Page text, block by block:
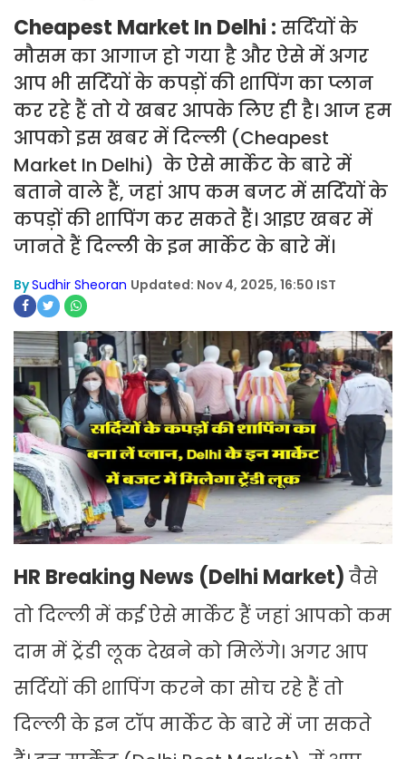
Cheapest Market In Delhi : सर्दियों के
मौसम का आगाज हो गया है और ऐसे में अगर
आप भी सर्दियों के कपड़ों की शापिंग का प्लान
कर रहे हैं तो ये खबर आपके लिए ही है। आज हम
आपको इस खबर में दिल्ली (Cheapest
Market In Delhi) के ऐसे मार्केट के बारे में
बताने वाले हैं, जहां आप कम बजट में सर्दियों के
कपड़ों की शापिंग कर सकते हैं। आइए खबर में
जानते हैं दिल्ली के इन मार्केट के बारे में।
BySudhir Sheoran Updated: Nov 4, 2025, 16:50 IST
HR Breaking News (Delhi Market) वैसे
तो दिल्ली में कई ऐसे मार्केट हैं जहां आपको कम
दाम में ट्रेंडी लूक देखने को मिलेंगे। अगर आप
सर्दियों की शापिंग करने का सोच रहे हैं तो
दिल्ली के इन टॉप मार्केट के बारे में जा सकते